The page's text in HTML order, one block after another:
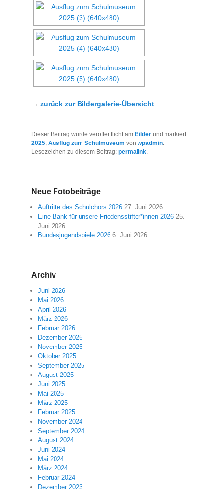
→ zurück zur Bildergalerie-Übersicht
Dieser Beitrag wurde veröffentlicht am Bilder und markiert
2025, Ausflug zum Schulmuseum von wpadmin.
Lesezeichen zu diesem Beitrag: permalink.
Neue Fotobeiträge
Auftritte des Schulchors 2026 27. Juni 2026
Eine Bank für unsere Friedensstifter*innen 2026 25.
Juni 2026
Bundesjugendspiele 2026 6. Juni 2026
Archiv
Juni 2026
Mai 2026
April 2026
März 2026
Februar 2026
Dezember 2025
November 2025
Oktober 2025
September 2025
August 2025
Juni 2025
Mai 2025
März 2025
Februar 2025
November 2024
September 2024
August 2024
Juni 2024
Mai 2024
März 2024
Februar 2024
Dezember 2023